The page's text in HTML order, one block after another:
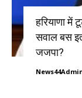
हरियाणा में
सवाल बस
जजपा?